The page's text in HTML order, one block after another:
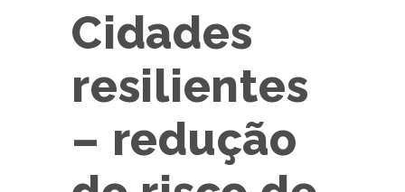
Cidades
resilientes
– redução